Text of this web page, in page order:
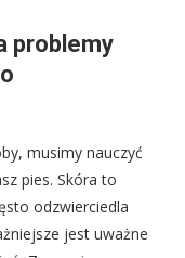
problemy
musimy nauczyć
pies. Skóra to
odzwierciedla
jest uważne